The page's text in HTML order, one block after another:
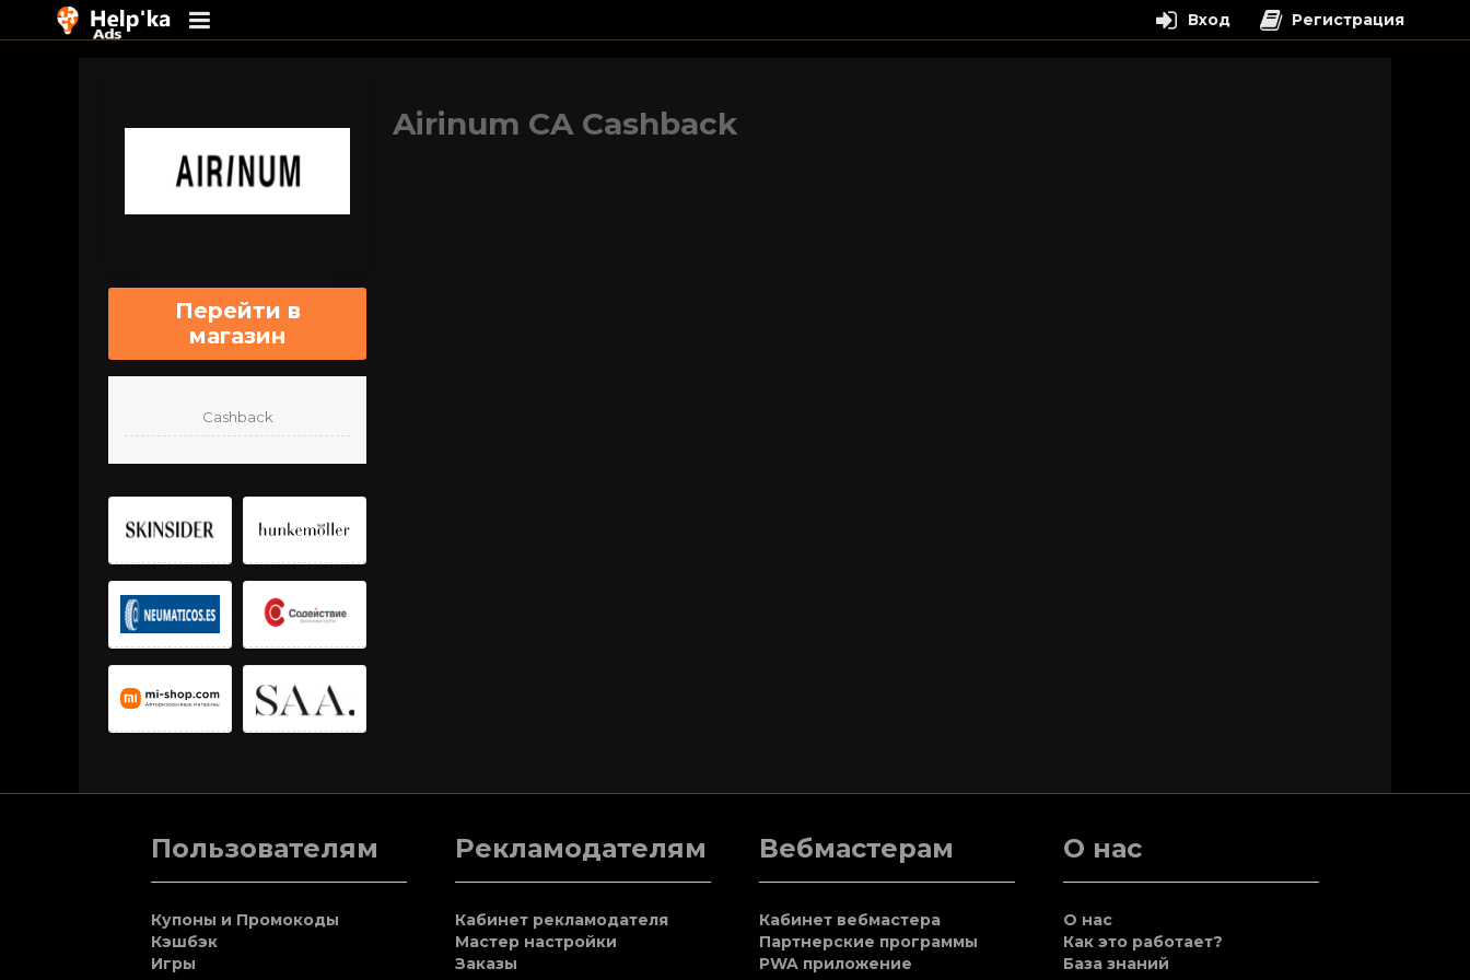
Перейти в
магазин
Cashback
Airinum CA Cashback
Пользователям
Купоны и Промокоды
Кэшбэк
Игры
Рекламодателям
Кабинет рекламодателя
Мастер настройки
Заказы
Вебмастерам
Кабинет вебмастера
Партнерские программы
PWA приложение
О нас
О нас
Как это работает?
База знаний
Вход Регистрация